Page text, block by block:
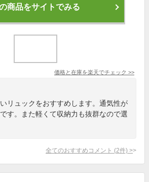
商品をサイトでみる
価格と在庫を楽天でチェック >>
リュックをおすすめします。通気性が
す。また軽くて収納力も抜群なので選
全てのおすすめコメント (2件) >